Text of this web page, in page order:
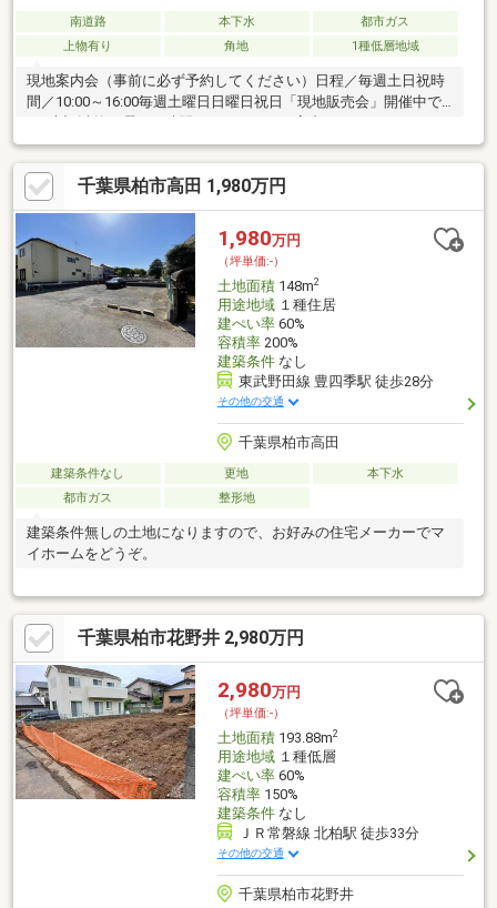
南道路 本下水
都市ガス
上物有り
角地 1種低層地域
現地案内会（事前に必ず予約してください）日程／毎週土日祝時
間／10:00～16:00毎週土曜日日曜日祝日「現地販売会」開催中で
お気軽にご相談ください♪◆ご予約方法お先にご連絡を頂ける
と、ご案内がスムーズです。◆住宅ローンのご相談住宅ローンの
支払いはどの位になるのか知りたい！自分達の年収からどの位の
家が買えるのか知りたい！他の借入・ローンがあり住宅ローンが
借りられるか心配などなど！弊社には経験豊富な住宅ローンアド
バイザーがおります。適確にアドバイス致しますのでご安心を。
まずはお気軽にご相談ください！
千葉県柏市高田 1,980万円
1,980万円
（坪単価:-）
土地面積148m2
用途地域１種住居
建ぺい率60%
容積率200%
建築条件なし
東武野田線 豊四季駅 徒歩28分
その他の交通
千葉県柏市高田
建築条件なし 更地
本下水
都市ガス
整形地
建築条件無しの土地になりますので、お好みの住宅メーカーでマ
イホームをどうぞ。
千葉県柏市花野井 2,980万円
2,980万円
（坪単価:-）
土地面積193.88m2
用途地域１種低層
建ぺい率60%
容積率150%
建築条件なし
ＪＲ常磐線 北柏駅 徒歩33分
その他の交通
千葉県柏市花野井